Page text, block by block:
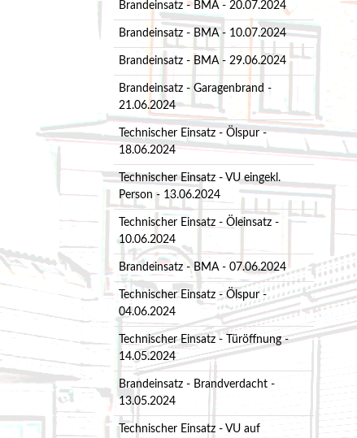
Brandeinsatz - BMA - 20.07.2024
Brandeinsatz - BMA - 10.07.2024
Brandeinsatz - BMA - 29.06.2024
Brandeinsatz - Garagenbrand -
21.06.2024
Technischer Einsatz - Ölspur -
18.06.2024
Technischer Einsatz - VU eingekl.
Person - 13.06.2024
Technischer Einsatz - Öleinsatz -
10.06.2024
Brandeinsatz - BMA - 07.06.2024
Technischer Einsatz - Ölspur -
04.06.2024
Technischer Einsatz - Türöffnung -
14.05.2024
Brandeinsatz - Brandverdacht -
13.05.2024
Technischer Einsatz - VU auf